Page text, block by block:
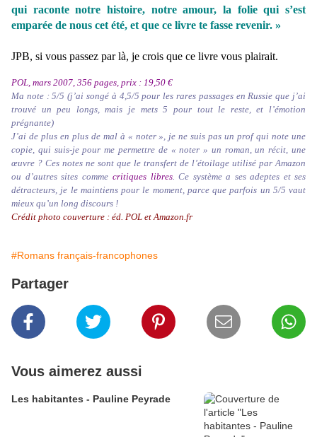
qui raconte notre histoire, notre amour, la folie qui s’est
emparée de nous cet été, et que ce livre te fasse revenir. »
JPB, si vous passez par là, je crois que ce livre vous plairait.
POL, mars 2007, 356 pages, prix : 19,50 €
Ma note : 5/5 (j’ai songé à 4,5/5 pour les rares passages en Russie que j’ai
trouvé un peu longs, mais je mets 5 pour tout le reste, et l’émotion
prégnante)
J’ai de plus en plus de mal à « noter », je ne suis pas un prof qui note une
copie, qui suis-je pour me permettre de « noter » un roman, un récit, une
œuvre ? Ces notes ne sont que le transfert de l’étoilage utilisé par Amazon
ou d’autres sites comme critiques libres. Ce système a ses adeptes et ses
détracteurs, je le maintiens pour le moment, parce que parfois un 5/5 vaut
mieux qu’un long discours !
Crédit photo couverture : éd. POL et Amazon.fr
#Romans français-francophones
Partager
Vous aimerez aussi
Les habitantes - Pauline Peyrade